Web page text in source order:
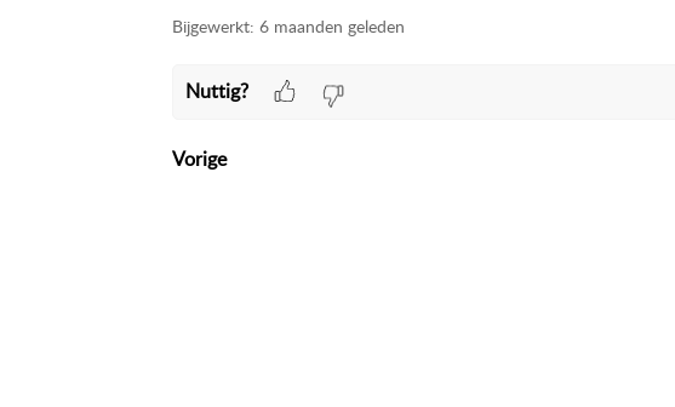
Bijgewerkt: 6 maanden geleden
Nuttig?
Vorige